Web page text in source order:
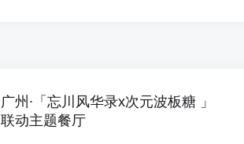
广州∙「忘川风华录x次元波板糖 」
联动主题餐厅